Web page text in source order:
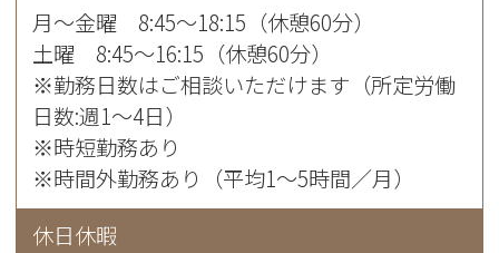
月〜金曜 8:45～18:15（休憩60分）
土曜 8:45～16:15（休憩60分）
※勤務日数はご相談いただけます（所定労働
日数:週1～4日）
※時短勤務あり
※時間外勤務あり（平均1～5時間／月）
休日休暇